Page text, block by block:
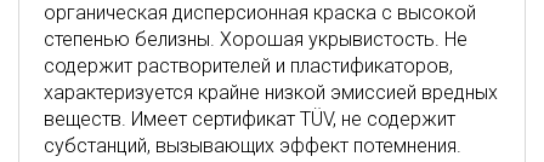
органическая дисперсионная краска с высокой
степенью белизны. Хорошая укрывистость. Не
содержит растворителей и пластификаторов,
характеризуется крайне низкой эмиссией вредных
веществ. Имеет сертификат TÜV, не содержит
субстанций, вызывающих эффект потемнения.